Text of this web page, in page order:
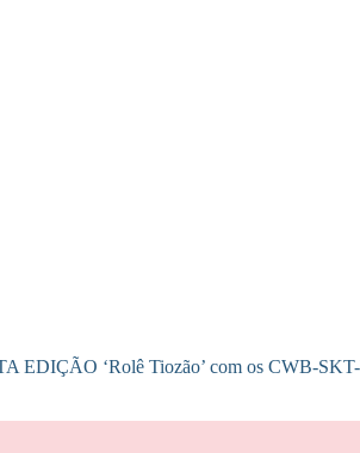
EDIÇÃO ‘Rolê Tiozão’ com os CWB-